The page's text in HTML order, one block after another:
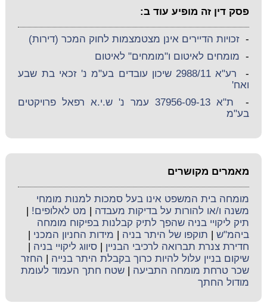
פסק דין זה מופיע עוד ב:
-זכויות הדיירים אינן מצטמצמות לחוק המכר (דירות)
- מומחים לאיטום ו"מומחים" לאיטום
-
רע"א 2988/11 שיכון עובדים בע"מ נ' זכאי בת שבע
ואח'
-
ת"א 37956-09-13 עמר נ' ש.י.א רפאל פרויקטים
בע"מ
מאמרים מקושרים
מומחה בית המשפט אינו בעל סמכות למנות מומחי
משנה ו/או להורות על בדיקות מעבדה
מט לאלופים!
תיק ליקויי בניה שהפך לתיק קבלנות בפיקוח מומחה
ביהמ"ש
תוקפו של היתר בניה מידות החניון המכני
חדירת צנרת תברואה לרכיבי הבניין |סיווג ליקויי בניה
שיקום בניין עלול להיות כרוך בקבלת היתר בנייה
החזר
שכר טרחת מומחה התביעה |שטח חתך העמוד לעומת
מודול החתך